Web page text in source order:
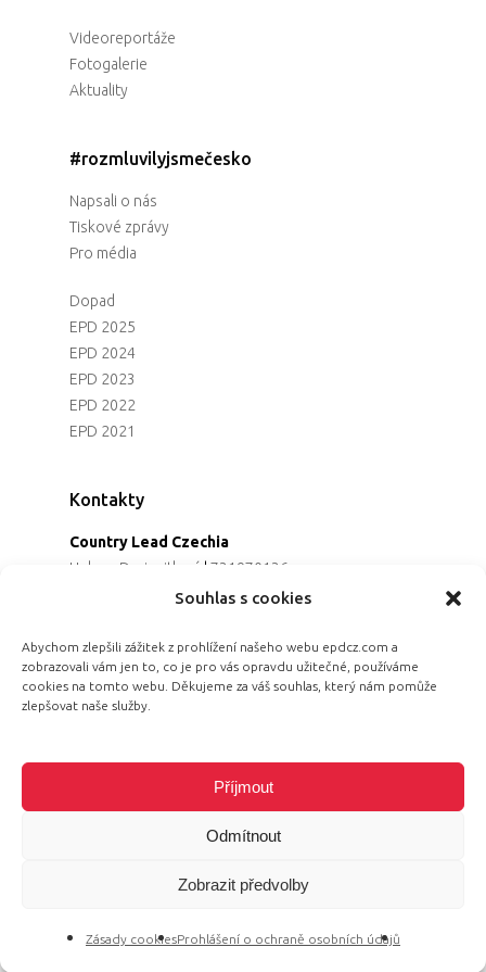
Souhlas s cookies
Abychom zlepšili zážitek z prohlížení našeho webu epdcz.com a
zobrazovali vám jen to, co je pro vás opravdu užitečné, používáme
cookies na tomto webu. Děkujeme za váš souhlas, který nám pomůže
zlepšovat naše služby.
Příjmout
Odmítnout
Zobrazit předvolby
Zásady cookiesProhlášení o ochraně osobních údajů
Videoreportáže
Fotogalerie
Aktuality
#rozmluvilyjsmečesko
Napsali o nás
Tiskové zprávy
Pro média
Dopad
EPD 2025
EPD 2024
EPD 2023
EPD 2022
EPD 2021
Kontakty
Country Lead Czechia
Helena Dreiseitlová | 731970136
Koordinátorka projektu
Programová ředitelka
Jana Černoušková |607782535
Partnerství & fundraising
© 2026 Equal Pay Day.